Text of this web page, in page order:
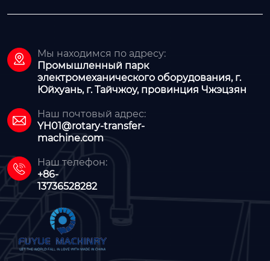

Мы находимся по адресу:
Промышленный парк
электромеханического оборудования, г.
Юйхуань, г. Тайчжоу, провинция Чжэцзян

Наш почтовый адрес:
YH01@rotary-transfer-
machine.com

Наш телефон:
+86-
13736528282